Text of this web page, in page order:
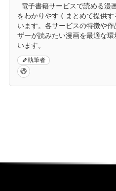
電子書籍サービスで読める漫
をわかりやすくまとめて提供
います。各サービスの特徴や
ザーが読みたい漫画を最適な
います。
執筆者